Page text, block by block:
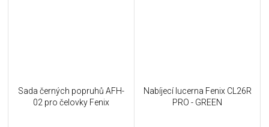
Sada černých popruhů AFH-
02 pro čelovky Fenix
Nabíjecí lucerna Fenix CL26R
PRO - GREEN